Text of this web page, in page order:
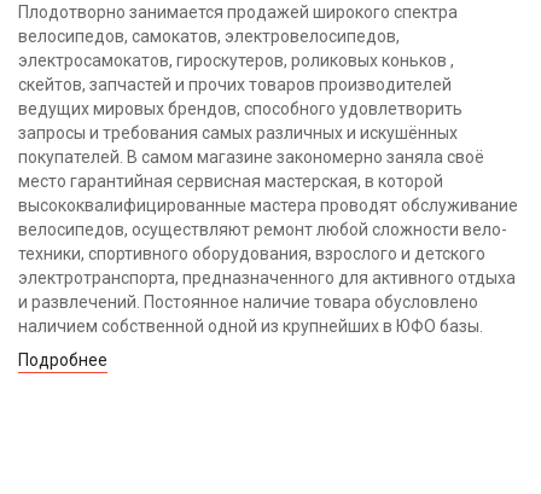
Плодотворно занимается продажей широкого спектра
велосипедов, самокатов, электровелосипедов,
электросамокатов, гироскутеров, роликовых коньков ,
скейтов, запчастей и прочих товаров производителей
ведущих мировых брендов, способного удовлетворить
запросы и требования самых различных и искушённых
покупателей. В самом магазине закономерно заняла своё
место гарантийная сервисная мастерская, в которой
высококвалифицированные мастера проводят обслуживание
велосипедов, осуществляют ремонт любой сложности вело-
техники, спортивного оборудования, взрослого и детского
электротранспорта, предназначенного для активного отдыха
и развлечений. Постоянное наличие товара обусловлено
наличием собственной одной из крупнейших в ЮФО базы.
Подробнее